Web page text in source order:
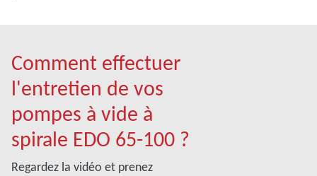
Comment effectuer
l'entretien de vos
pompes à vide à
spirale EDO 65-100 ?
Regardez la vidéo et prenez